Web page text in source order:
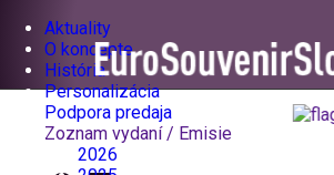
Aktuality
O koncepte
História
Personalizácia
Podpora predaja
Zoznam vydaní / Emisie
2026